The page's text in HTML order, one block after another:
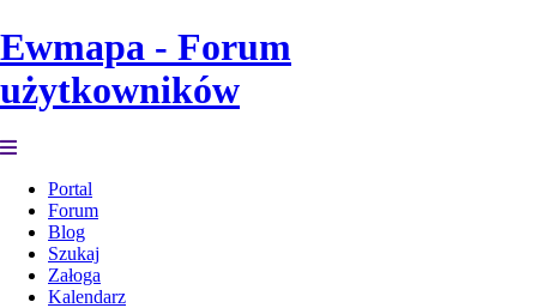
Ewmapa - Forum
użytkowników
Portal
Forum
Blog
Szukaj
Załoga
Kalendarz